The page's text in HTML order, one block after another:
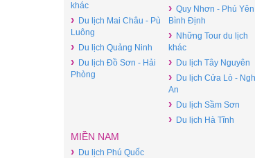
khác
› Du lịch Mai Châu - Pù
Luông
› Du lịch Quảng Ninh
› Du lịch Đồ Sơn - Hải
Phòng
› Quy Nhơn - Phú
Bình Định
› Những Tour du lịch
khác
› Du lịch Tây Nguyên
› Du lịch Cửa Lò -
An
› Du lịch Sầm Sơn
› Du lịch Hà Tĩnh
MIỀN NAM
› Du lịch Phú Quốc